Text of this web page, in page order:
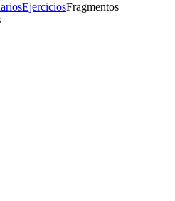
EjerciciosFragmentos